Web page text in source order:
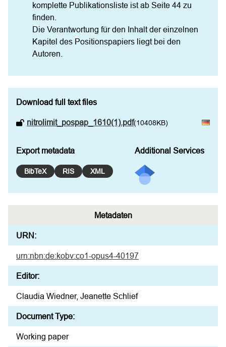
komplette Publikationsliste ist ab Seite 44 zu
finden.
Die Verantwortung für den Inhalt der einzelnen
Kapitel des Positionspapiers liegt bei den
Autoren.
Download full text files
nitrolimit_pospap_1610(1).pdf(10408KB)
Export metadata
BibTeX RIS XML
Additional Services
Metadaten
URN:
urn:nbn:de:kobv:co1-opus4-40197
Editor:
Claudia Wiedner, Jeanette Schlief
Document Type:
Working paper